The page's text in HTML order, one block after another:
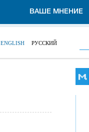
ВАШЕ МНЕНИЕ
ENGLISH РУССКИЙ